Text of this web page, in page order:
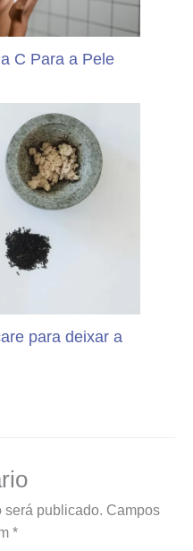
C Para a Pele
para deixar a
será publicado. Campos
*